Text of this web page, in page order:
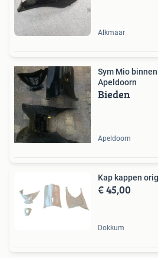
Alkmaar
Sym Mio
Apeldoorn
Bieden
Apeldoorn
Kap kappen
€ 45,00
Dokkum